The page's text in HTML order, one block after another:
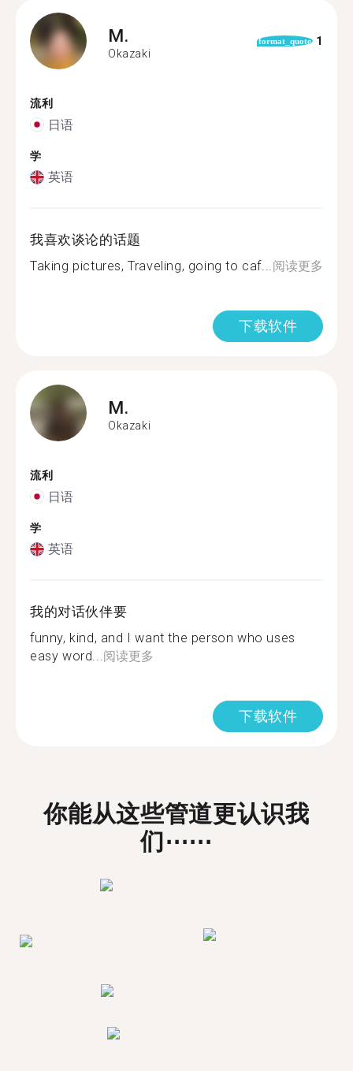
M.
Okazaki
format_quote 1
流利
日语
学
英语
我喜欢谈论的话题
Taking pictures, Traveling, going to caf...阅读更多
下载软件
M.
Okazaki
流利
日语
学
英语
我的对话伙伴要
funny, kind, and I want the person who uses
easy word...阅读更多
下载软件
你能从这些管道更认识我
们⋯⋯